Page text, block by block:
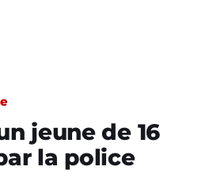
jeune de 16
la police